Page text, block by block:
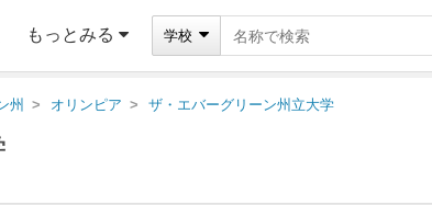
もっとみる 学校
州 オリンピア ザ・エバーグリーン州立大学